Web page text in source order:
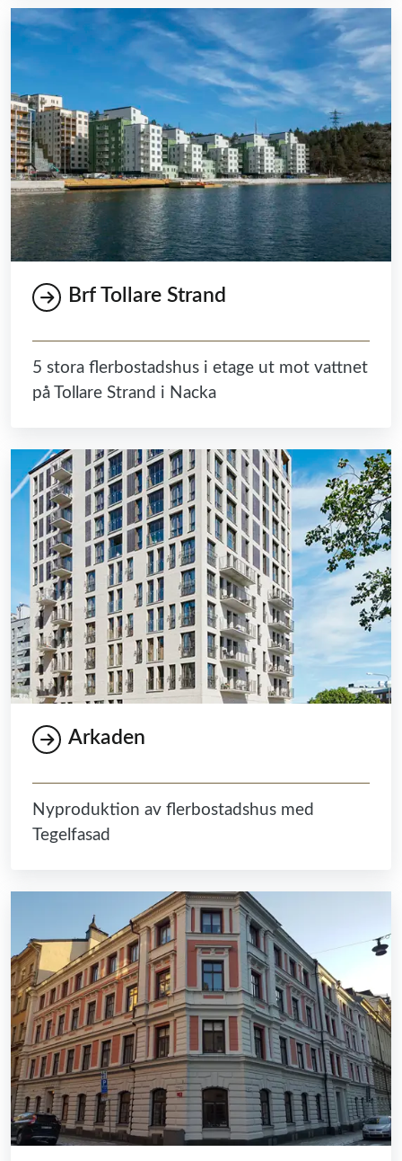
Brf Tollare Strand
5 stora flerbostadshus i etage ut mot vattnet
på Tollare Strand i Nacka
Arkaden
Nyproduktion av flerbostadshus med
Tegelfasad